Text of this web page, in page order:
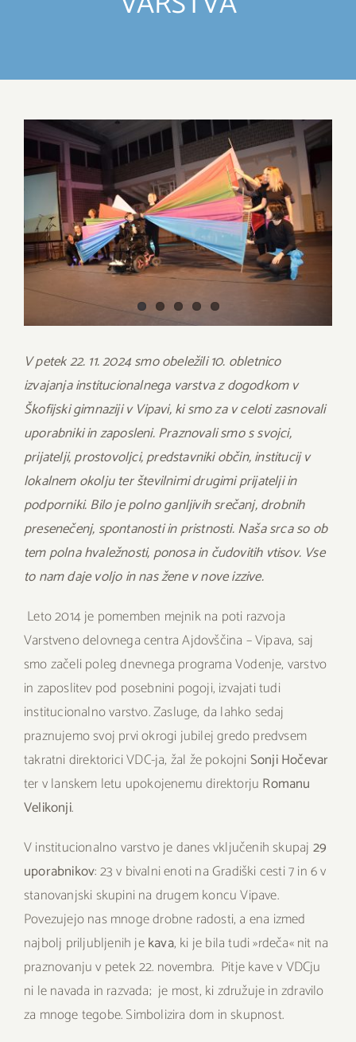
GALERIJA
KONTAKT
View
Larger
Image
V petek 22. 11. 2024 smo obeležili 10. obletnico
izvajanja institucionalnega varstva z dogodkom v
Škofijski gimnaziji v Vipavi, ki smo za v celoti zasnovali
uporabniki in zaposleni. Praznovali smo s svojci,
prijatelji, prostovoljci, predstavniki občin, institucij v
lokalnem okolju ter številnimi drugimi prijatelji in
podporniki. Bilo je polno ganljivih srečanj, drobnih
presenečenj, spontanosti in pristnosti. Naša srca so ob
tem polna hvaležnosti, ponosa in čudovitih vtisov. Vse
to nam daje voljo in nas žene v nove izzive.
Leto 2014 je pomemben mejnik na poti razvoja
Varstveno delovnega centra Ajdovščina – Vipava, saj
smo začeli poleg dnevnega programa Vodenje, varstvo
in zaposlitev pod posebnini pogoji, izvajati tudi
institucionalno varstvo. Zasluge, da lahko sedaj
praznujemo svoj prvi okrogi jubilej gredo predvsem
takratni direktorici VDC-ja, žal že pokojniSonji Hočevar
ter v lanskem letu upokojenemu direktorju Romanu
Velikonji.
V institucionalno varstvo je danes vključenih skupaj 29
uporabnikov: 23 v bivalni enoti na Gradiški cesti 7 in 6 v
stanovanjski skupini na drugem koncu Vipave.
Povezujejo nas mnoge drobne radosti, a ena izmed
najbolj priljubljenih jekava, ki je bila tudi »rdeča« nit na
praznovanju v petek 22. novembra. Pitje kave v VDCju
ni le navada in razvada; je most, ki združuje in zdravilo
za mnoge tegobe. Simbolizira dom in skupnost.